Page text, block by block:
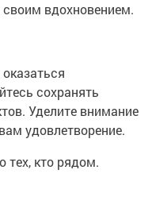
своим вдохновением.
сохранять
Уделите внимание
удовлетворение.
тех, кто рядом.